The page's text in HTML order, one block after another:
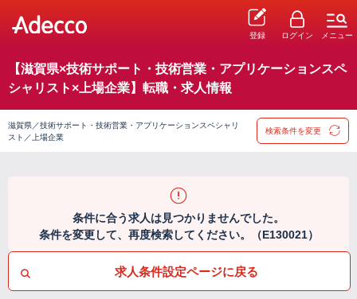
登録 ログイン メニュー
【滋賀県×技術サポート・技術営業・アプリケーションスペ
シャリスト×上場企業】転職・求人情報
滋賀県／技術サポート・技術営業・アプリケーションスペシャリ
スト／上場企業
検索条件を変更
条件に合う求人は見つかりませんでした。
条件を変更して、再度検索してください。（E130021）
求人条件設定ページに戻る